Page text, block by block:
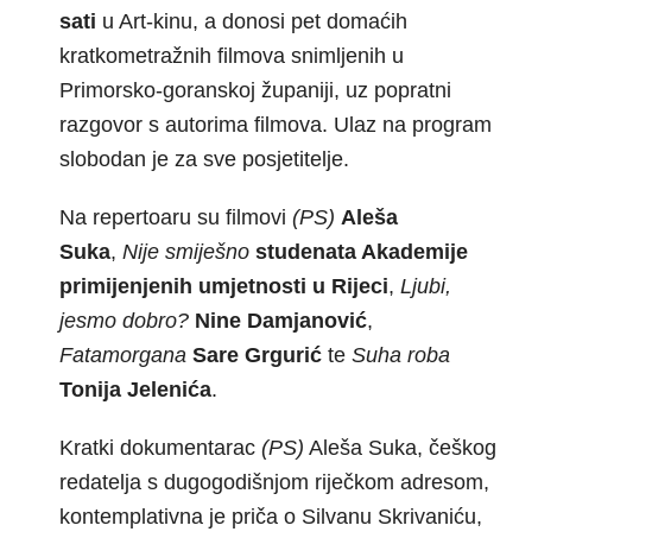
sati u Art-kinu, a donosi pet domaćih
kratkometražnih filmova snimljenih u
Primorsko-goranskoj županiji, uz popratni
razgovor s autorima filmova. Ulaz na program
slobodan je za sve posjetitelje.
Na repertoaru su filmovi (PS) Aleša
Suka, Nije smiješno studenata Akademije
primijenjenih umjetnosti u Rijeci, Ljubi,
jesmo dobro? Nine Damjanović,
Fatamorgana Sare Grgurić te Suha roba
Tonija Jelenića.
Kratki dokumentarac (PS) Aleša Suka, češkog
redatelja s dugogodišnjom riječkom adresom,
kontemplativna je priča o Silvanu Skrivaniću,